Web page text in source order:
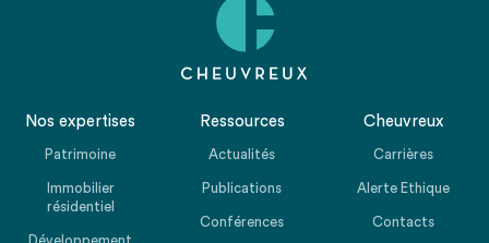
Nos expertises
Patrimoine
Immobilier
résidentiel
Ressources
Actualités
Publications
Conférences
Cheuvreux
Carrières
Alerte Ethique
Contacts